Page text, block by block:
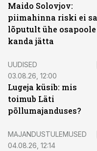
Maido Solovjov:
piimahinna riski ei
lõputult ühe osapoole
kanda jätta
UUDISED
03.08.26, 12:00
Lugeja küsib: mis
toimub Läti
põllumajanduses?
MAJANDUSTULEMUSED
04.08.26, 12:14